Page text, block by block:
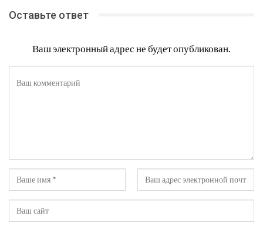
Оставьте ответ
Ваш электронный адрес не будет опубликован.